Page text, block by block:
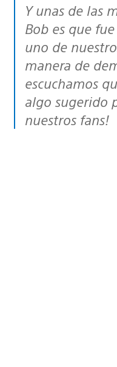
Y unas de las mejores cosas sobre
Bob es que
uno de
manera de
escuchamos
algo sugerido
nuestros fans!